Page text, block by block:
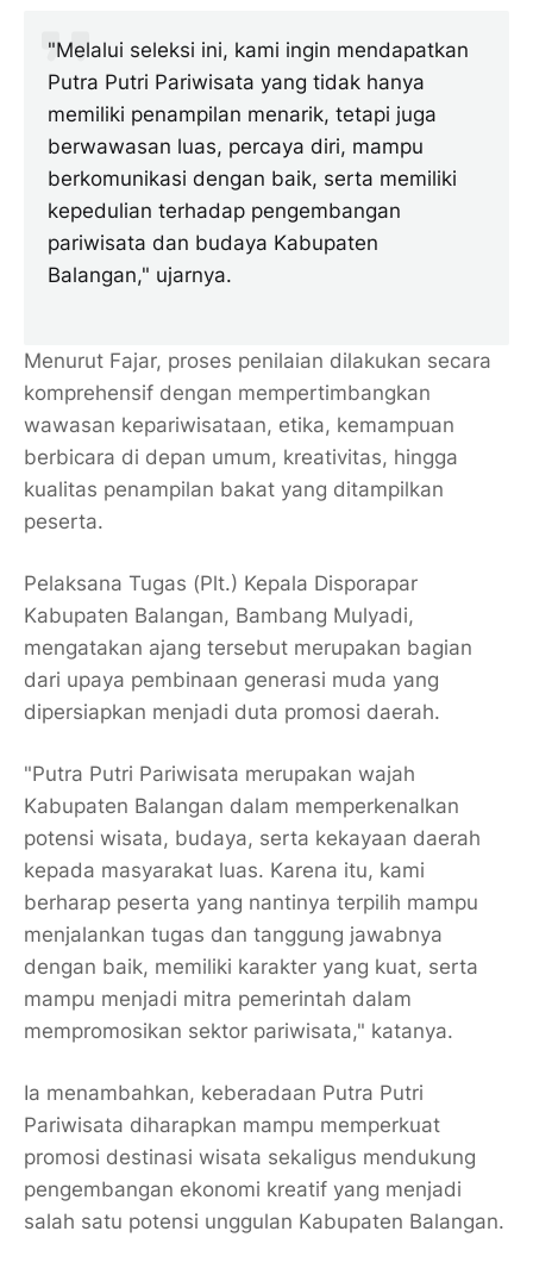
"Melalui seleksi ini, kami ingin mendapatkan
Putra Putri Pariwisata yang tidak hanya
memiliki penampilan menarik, tetapi juga
berwawasan luas, percaya diri, mampu
berkomunikasi dengan baik, serta memiliki
kepedulian terhadap pengembangan
pariwisata dan budaya Kabupaten
Balangan," ujarnya.
Menurut Fajar, proses penilaian dilakukan secara
komprehensif dengan mempertimbangkan
wawasan kepariwisataan, etika, kemampuan
berbicara di depan umum, kreativitas, hingga
kualitas penampilan bakat yang ditampilkan
peserta.
Pelaksana Tugas (Plt.) Kepala Disporapar
Kabupaten Balangan, Bambang Mulyadi,
mengatakan ajang tersebut merupakan bagian
dari upaya pembinaan generasi muda yang
dipersiapkan menjadi duta promosi daerah.
"Putra Putri Pariwisata merupakan wajah
Kabupaten Balangan dalam memperkenalkan
potensi wisata, budaya, serta kekayaan daerah
kepada masyarakat luas. Karena itu, kami
berharap peserta yang nantinya terpilih mampu
menjalankan tugas dan tanggung jawabnya
dengan baik, memiliki karakter yang kuat, serta
mampu menjadi mitra pemerintah dalam
mempromosikan sektor pariwisata," katanya.
Ia menambahkan, keberadaan Putra Putri
Pariwisata diharapkan mampu memperkuat
promosi destinasi wisata sekaligus mendukung
pengembangan ekonomi kreatif yang menjadi
salah satu potensi unggulan Kabupaten Balangan.